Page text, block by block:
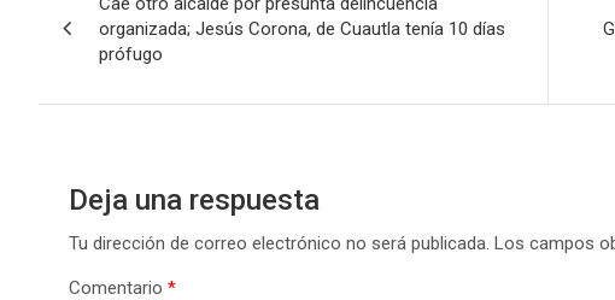
de
entradas
organizada; Jesús Corona, de Cuautla tenía 10 días
prófugo
Deja una respuesta
Tu dirección de correo electrónico no será publicada. Los campos
Comentario *